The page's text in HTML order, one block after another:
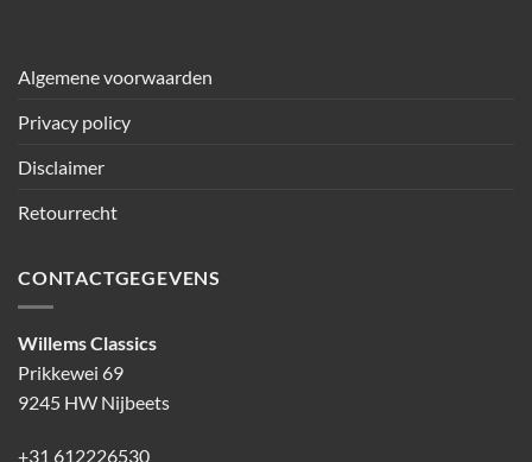
Algemene voorwaarden
Privacy policy
Disclaimer
Retourrecht
CONTACTGEGEVENS
Willems Classics
Prikkewei 69
9245 HW Nijbeets
+31 612226530